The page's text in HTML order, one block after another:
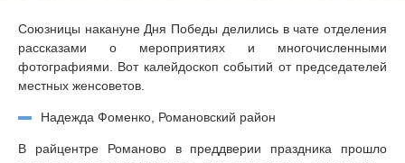
Союзницы накануне Дня Победы делились в чате отделения
рассказами о мероприятиях и многочисленными
фотографиями. Вот калейдоскоп событий от председателей
местных женсоветов.
Надежда Фоменко, Романовский район
В райцентре Романово в преддверии праздника прошло